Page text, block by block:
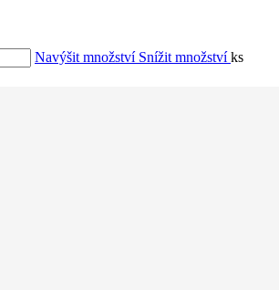
Navýšit množství Snížit množstvíks